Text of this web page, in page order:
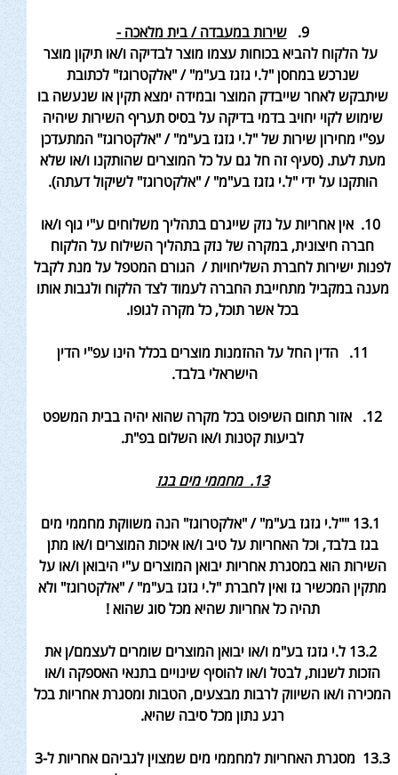
9.
שירות במעבדה / בית מלאכה -
על הלקוח להביא בכוחות עצמו מוצר לבדיקה ו/או תיקון מוצר
שנרכש במחסן "ל.י גזגז בע"מ" / "אלקטרוגז" לכתובת
שיתבקשלאחר שייבדק המוצר ובמידה ימצא תקין או שנעשה בו
שימוש לקוי יחויב בדמי בדיקה על בסיס תעריף השירות שיהיה
עפ"י מחירון שירות של "ל.י גזגז בע"מ" / "אלקטרוגז" המתעדכן
מעת לעת. (סעיף זה חל גם על כל המוצרים שהותקנו ו/או שלא
הותקנו על ידי "ל.י גזגז בע"מ" / "אלקטרוגז" לשיקול דעתה).
אין אחריות על נזק שייגרם בתהליך משלוחים ע"י גוף ו/או
חברה חיצונית, במקרה של נזק בתהליך השילוח על הלקוח
לפנות ישירות לחברת השליחויות/ הגורם המטפל על מנת לקבל
מענה במקביל מתחייבת החברה לעמוד לצד הלקוח ולגבות אותו
בכל אשר תוכל, כל מקרה לגופו.
11. הדין החל על ההזמנות מוצרים בכלל הינו עפ"י הדין
הישראלי בלבד.
12. אזור תחום השיפוט בכל מקרה שהוא יהיה בבית המשפט
לביעות קטנות ו/או השלום בפ"ת.
13. מחממי מים בגז
13.1 ""ל.י גזגז בע"מ" / "אלקטרוגז" הנה משווקת מחממי מים
בגז בלבד, וכל האחריות על טיב ו/או איכות המוצרים ו/או מתן
השירות הוא במסגרת אחריות יבואן המוצרים ע"י היבואן ו/או על
מתקין המכשיר גז ואין לחברת "ל.י גזגז בע"מ" / "אלקטרוגז" ולא
תהיה כל אחריות שהיא מכל סוג שהוא!
13.2 ל.י גזגז בע"מ ו/או יבואן המוצרים שומרים לעצמם/ן את
הזכות לשנות, לבטל ו/או להוסיף שינויים בתנאי האספקה ו/או
המכירה ו/או השיווק לרבות מבצעים, הטבות ומסגרת אחריות בכל
רגע נתון מכל סיבה שהיא.
13.3 מסגרת האחריות למחממי מים שמצוין לגביהם אחריות ל-3